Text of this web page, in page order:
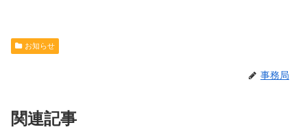
お知らせ
事務局
関連記事